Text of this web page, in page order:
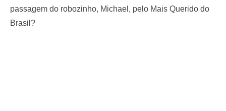
passagem do robozinho, Michael, pelo Mais Querido do
Brasil?